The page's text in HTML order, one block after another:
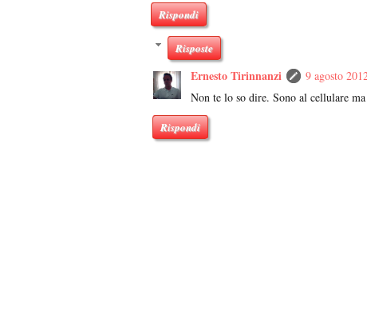
Rispondi
Risposte
Ernesto Tirinnanzi
9 agosto
Non te lo so dire. Sono al cellulare
Rispondi